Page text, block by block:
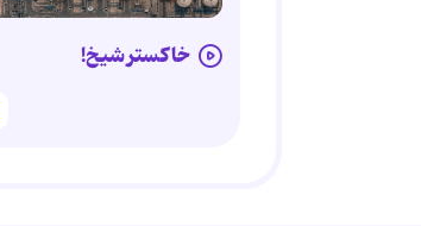
خاکستر شیخ!